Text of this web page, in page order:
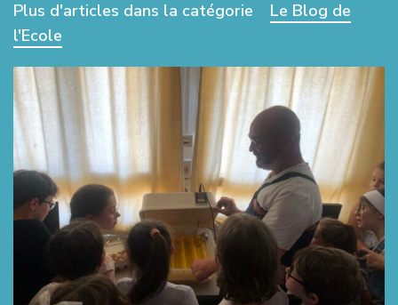
Plus d'articles dans la catégorie
Le Blog de
l'Ecole